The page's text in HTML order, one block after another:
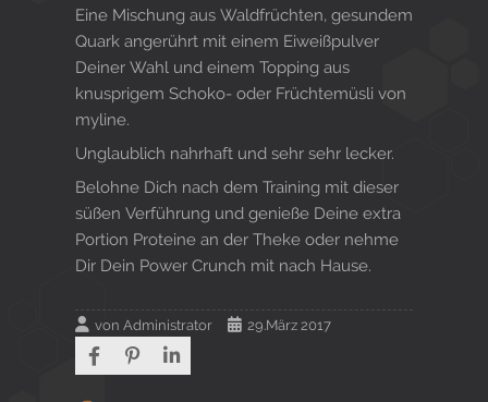
Eine Mischung aus Waldfrüchten, gesundem
Quark angerührt mit einem Eiweißpulver
Deiner Wahl und einem Topping aus
knusprigem Schoko- oder Früchtemüsli von
myline.
Unglaublich nahrhaft und sehr sehr lecker.
Belohne Dich nach dem Training mit dieser
süßen Verführung und genieße Deine extra
Portion Proteine an der Theke oder nehme
Dir Dein Power Crunch mit nach Hause.
von Administrator 29.März 2017